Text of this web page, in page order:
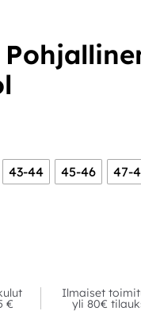
43-44 45-46 47-
€
Ilmaiset
yli 80€